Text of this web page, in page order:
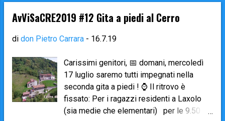
elementari) davanti all’Oratorio di
Brembilla . ⌚ Alle 8.30 puntualissimi si
parte coi bus per raggiungere l’
Acquasplash Franciacorta . Ricordiamo
sacco . Consigliamo una buona dose di
crema solare (soprattutto per chi è
soggetto a scottature). Se qualcuno soffre
il mal d’auto prenda un Travelgum (o
simile), ma soprattutto non faccia una
AvViSaCRE2019 #12 Gita a piedi al Cerro
di don Pietro Carrara - 16.7.19
Carissimi genitori, 📅 domani, mercoledì
17 luglio saremo tutti impegnati nella
seconda gita a piedi ! ⌚ Il ritrovo è
fissato: Per i ragazzi residenti a Laxolo
(sia medie che elementari) per le 9.50